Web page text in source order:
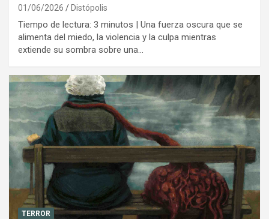
01/06/2026 Distópolis
Tiempo de lectura: 3 minutos | Una fuerza oscura que se
alimenta del miedo, la violencia y la culpa mientras
extiende su sombra sobre una…
TERROR